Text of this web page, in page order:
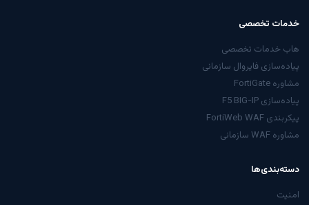
خدمات تخصصی
هاب خدمات تخصصی
پیاده‌سازی فایروال سازمانی
مشاوره FortiGate
پیاده‌سازی F5 BIG-IP
پیکربندی FortiWeb WAF
مشاوره WAF سازمانی
دسته‌بندی‌ها
امنیت